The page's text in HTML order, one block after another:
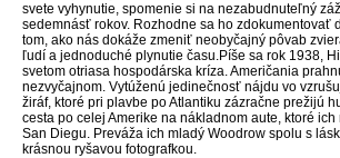
svete vyhynutie, spomenie si na nezabudnuteľný
sedemnásť rokov. Rozhodne sa ho zdokumentovať
tom, ako nás dokáže zmeniť neobyčajný pôvab
ľudí a jednoduché plynutie času.Píše sa rok 1938,
svetom otriasa hospodárska kríza. Američania
nezvyčajnom. Vytúženú jedinečnosť nájdu vo
žiráf, ktoré pri plavbe po Atlantiku zázračne prežijú
cesta po celej Amerike na nákladnom aute, ktoré
San Diegu. Preváža ich mladý Woodrow spolu s
krásnou ryšavou fotografkou.